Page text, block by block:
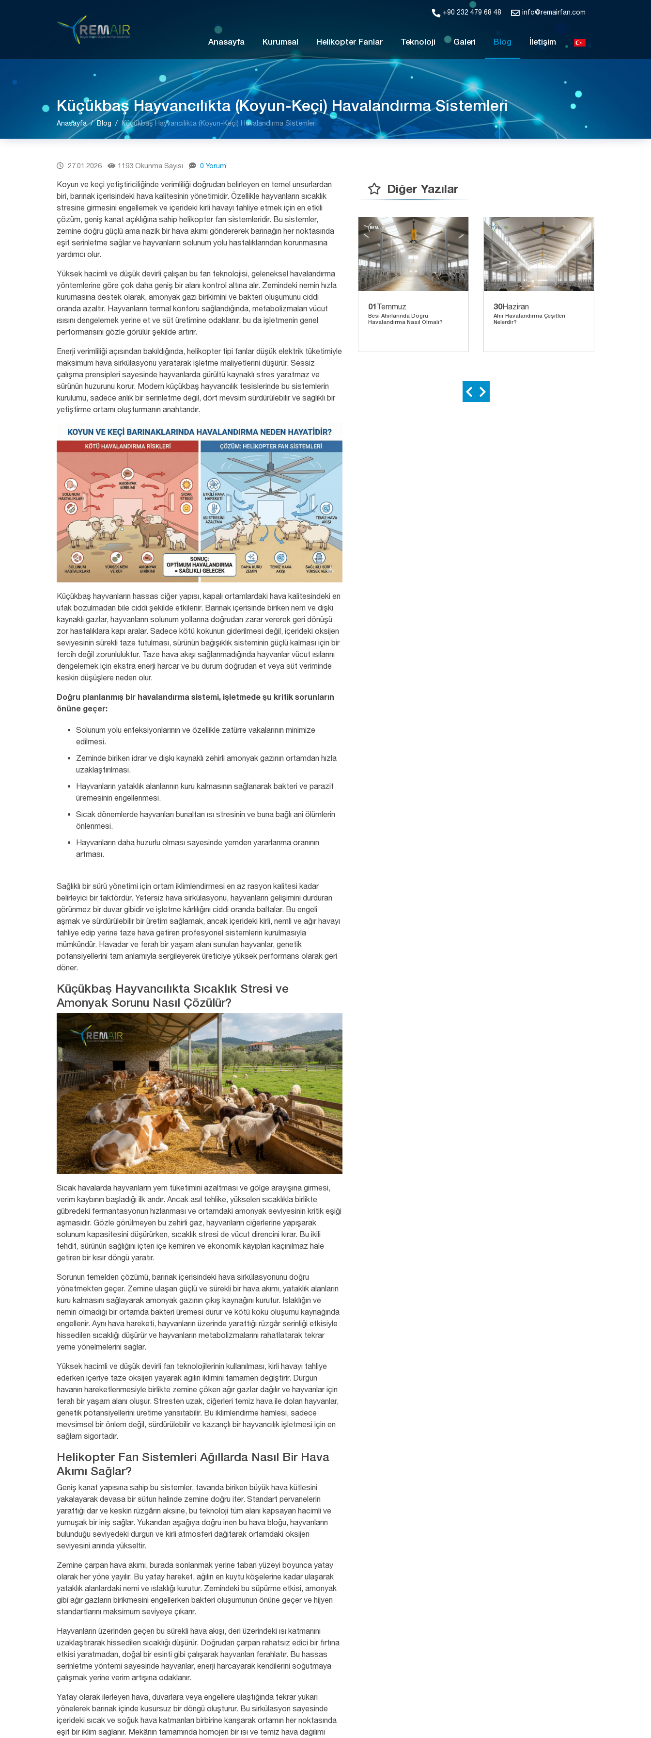
+90 232 479 68 48 info@remairfan.com
Anasayfa Kurumsal Helikopter Fanlar Teknoloji Galeri Blog İletişim
Küçükbaş Hayvancılıkta (Koyun-Keçi) Havalandırma Sistemleri
Anasayfa Blog Küçükbaş Hayvancılıkta (Koyun-Keçi) Havalandırma Sistemleri
Diğer Yazılar
01Temmuz
Besi Ahırlarında Doğru
Havalandırma Nasıl Olmalı?
30Haziran
Ahır Havalandırma Çeşitleri
Nelerdir?
27.01.2026 1193 Okunma Sayısı 0 Yorum
Koyun ve keçi yetiştiriciliğinde verimliliği doğrudan belirleyen en temel unsurlardan
biri, barınak içerisindeki hava kalitesinin yönetimidir. Özellikle hayvanların sıcaklık
stresine girmesini engellemek ve içerideki kirli havayı tahliye etmek için en etkili
çözüm, geniş kanat açıklığına sahip helikopter fan sistemleridir. Bu sistemler,
zemine doğru güçlü ama nazik bir hava akımı göndererek barınağın her noktasında
eşit serinletme sağlar ve hayvanların solunum yolu hastalıklarından korunmasına
yardımcı olur.
Yüksek hacimli ve düşük devirli çalışan bu fan teknolojisi, geleneksel havalandırma
yöntemlerine göre çok daha geniş bir alanı kontrol altına alır. Zemindeki nemin hızla
kurumasına destek olarak, amonyak gazı birikimini ve bakteri oluşumunu ciddi
oranda azaltır. Hayvanların termal konforu sağlandığında, metabolizmaları vücut
ısısını dengelemek yerine et ve süt üretimine odaklanır, bu da işletmenin genel
performansını gözle görülür şekilde artırır.
Enerji verimliliği açısından bakıldığında, helikopter tipi fanlar düşük elektrik tüketimiyle
maksimum hava sirkülasyonu yaratarak işletme maliyetlerini düşürür. Sessiz
çalışma prensipleri sayesinde hayvanlarda gürültü kaynaklı stres yaratmaz ve
sürünün huzurunu korur. Modern küçükbaş hayvancılık tesislerinde bu sistemlerin
kurulumu, sadece anlık bir serinletme değil, dört mevsim sürdürülebilir ve sağlıklı bir
yetiştirme ortamı oluşturmanın anahtarıdır.
Küçükbaş hayvanların hassas ciğer yapısı, kapalı ortamlardaki hava kalitesindeki en
ufak bozulmadan bile ciddi şekilde etkilenir. Barınak içerisinde biriken nem ve dışkı
kaynaklı gazlar, hayvanların solunum yollarına doğrudan zarar vererek geri dönüşü
zor hastalıklara kapı aralar. Sadece kötü kokunun giderilmesi değil, içerideki oksijen
seviyesinin sürekli taze tutulması, sürünün bağışıklık sisteminin güçlü kalması için bir
tercih değil zorunluluktur. Taze hava akışı sağlanmadığında hayvanlar vücut ısılarını
dengelemek için ekstra enerji harcar ve bu durum doğrudan et veya süt veriminde
keskin düşüşlere neden olur.
Doğru planlanmış bir havalandırma sistemi, işletmede şu kritik sorunların
önüne geçer:
Solunum yolu enfeksiyonlarının ve özellikle zatürre vakalarının minimize
edilmesi.
Zeminde biriken idrar ve dışkı kaynaklı zehirli amonyak gazının ortamdan hızla
uzaklaştırılması.
Hayvanların yataklık alanlarının kuru kalmasının sağlanarak bakteri ve parazit
üremesinin engellenmesi.
Sıcak dönemlerde hayvanları bunaltan ısı stresinin ve buna bağlı ani ölümlerin
önlenmesi.
Hayvanların daha huzurlu olması sayesinde yemden yararlanma oranının
artması.
Sağlıklı bir sürü yönetimi için ortam iklimlendirmesi en az rasyon kalitesi kadar
belirleyici bir faktördür. Yetersiz hava sirkülasyonu, hayvanların gelişimini durduran
görünmez bir duvar gibidir ve işletme kârlılığını ciddi oranda baltalar. Bu engeli
aşmak ve sürdürülebilir bir üretim sağlamak, ancak içerideki kirli, nemli ve ağır havayı
tahliye edip yerine taze hava getiren profesyonel sistemlerin kurulmasıyla
mümkündür. Havadar ve ferah bir yaşam alanı sunulan hayvanlar, genetik
potansiyellerini tam anlamıyla sergileyerek üreticiye yüksek performans olarak geri
döner.
Küçükbaş Hayvancılıkta Sıcaklık Stresi ve
Amonyak Sorunu Nasıl Çözülür?
Sıcak havalarda hayvanların yem tüketimini azaltması ve gölge arayışına girmesi,
verim kaybının başladığı ilk andır. Ancak asıl tehlike, yükselen sıcaklıkla birlikte
gübredeki fermantasyonun hızlanması ve ortamdaki amonyak seviyesinin kritik eşiği
aşmasıdır. Gözle görülmeyen bu zehirli gaz, hayvanların ciğerlerine yapışarak
solunum kapasitesini düşürürken, sıcaklık stresi de vücut direncini kırar. Bu ikili
tehdit, sürünün sağlığını içten içe kemiren ve ekonomik kayıpları kaçınılmaz hale
getiren bir kısır döngü yaratır.
Sorunun temelden çözümü, barınak içerisindeki hava sirkülasyonunu doğru
yönetmekten geçer. Zemine ulaşan güçlü ve sürekli bir hava akımı, yataklık alanların
kuru kalmasını sağlayarak amonyak gazının çıkış kaynağını kurutur. Islaklığın ve
nemin olmadığı bir ortamda bakteri üremesi durur ve kötü koku oluşumu kaynağında
engellenir. Aynı hava hareketi, hayvanların üzerinde yarattığı rüzgâr serinliği etkisiyle
hissedilen sıcaklığı düşürür ve hayvanların metabolizmalarını rahatlatarak tekrar
yeme yönelmelerini sağlar.
Yüksek hacimli ve düşük devirli fan teknolojilerinin kullanılması, kirli havayı tahliye
ederken içeriye taze oksijen yayarak ağılın iklimini tamamen değiştirir. Durgun
havanın hareketlenmesiyle birlikte zemine çöken ağır gazlar dağılır ve hayvanlar için
ferah bir yaşam alanı oluşur. Stresten uzak, ciğerleri temiz hava ile dolan hayvanlar,
genetik potansiyellerini üretime yansıtabilir. Bu iklimlendirme hamlesi, sadece
mevsimsel bir önlem değil, sürdürülebilir ve kazançlı bir hayvancılık işletmesi için en
sağlam sigortadır.
Helikopter Fan Sistemleri Ağıllarda Nasıl Bir Hava
Akımı Sağlar?
Geniş kanat yapısına sahip bu sistemler, tavanda biriken büyük hava kütlesini
yakalayarak devasa bir sütun halinde zemine doğru iter. Standart pervanelerin
yarattığı dar ve keskin rüzgârın aksine, bu teknoloji tüm alanı kapsayan hacimli ve
yumuşak bir iniş sağlar. Yukarıdan aşağıya doğru inen bu hava bloğu, hayvanların
bulunduğu seviyedeki durgun ve kirli atmosferi dağıtarak ortamdaki oksijen
seviyesini anında yükseltir.
Zemine çarpan hava akımı, burada sonlanmak yerine taban yüzeyi boyunca yatay
olarak her yöne yayılır. Bu yatay hareket, ağılın en kuytu köşelerine kadar ulaşarak
yataklık alanlardaki nemi ve ıslaklığı kurutur. Zemindeki bu süpürme etkisi, amonyak
gibi ağır gazların birikmesini engellerken bakteri oluşumunun önüne geçer ve hijyen
standartlarını maksimum seviyeye çıkarır.
Hayvanların üzerinden geçen bu sürekli hava akışı, deri üzerindeki ısı katmanını
uzaklaştırarak hissedilen sıcaklığı düşürür. Doğrudan çarpan rahatsız edici bir fırtına
etkisi yaratmadan, doğal bir esinti gibi çalışarak hayvanları ferahlatır. Bu hassas
serinletme yöntemi sayesinde hayvanlar, enerji harcayarak kendilerini soğutmaya
çalışmak yerine verim artışına odaklanır.
Yatay olarak ilerleyen hava, duvarlara veya engellere ulaştığında tekrar yukarı
yönelerek barınak içinde kusursuz bir döngü oluşturur. Bu sirkülasyon sayesinde
içerideki sıcak ve soğuk hava katmanları birbirine karışarak ortamın her noktasında
eşit bir iklim sağlanır. Mekânın tamamında homojen bir ısı ve temiz hava dağılımı